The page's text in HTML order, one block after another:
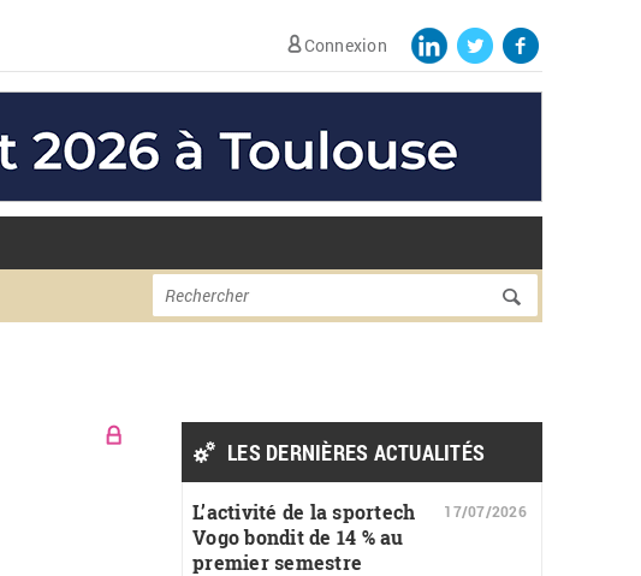
Connexion
Formulaire de
Rechercher
LES DERNIÈRES ACTUALITÉS
L’activité de la sportech
Vogo bondit de 14 % au
premier semestre
17/07/2026